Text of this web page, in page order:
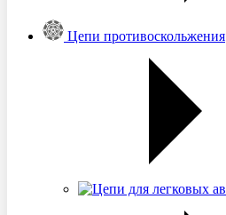
Цепи противоскольжения